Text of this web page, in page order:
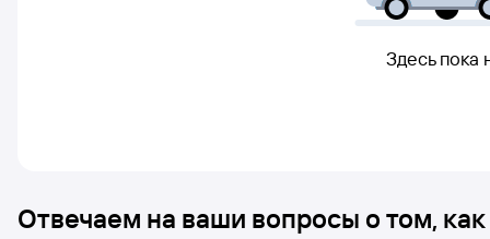
Здесь пока
Отвечаем на ваши вопросы о том, как